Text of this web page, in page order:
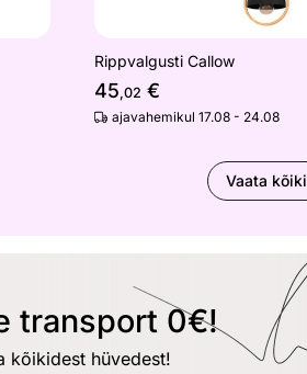
Rippvalgusti Callow
45,02 €
ajavahemikul 17.08 - 24.08
Vaata kõiki
transport 0€!
kõikidest hüvedest!